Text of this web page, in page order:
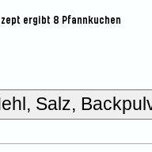
ergibt 8 Pfannkuchen
Salz,